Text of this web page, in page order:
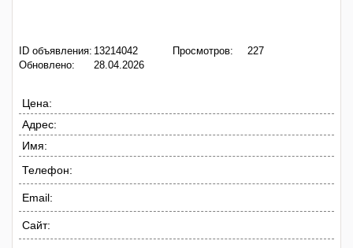
ID объявления: 13214042
Обновлено:
28.04.2026
Просмотров: 227
Цена:
Адрес:
Имя:
Телефон:
Email:
Сайт: